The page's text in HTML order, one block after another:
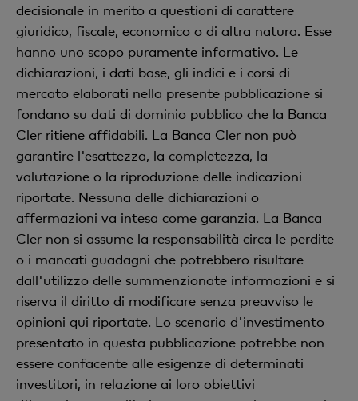
decisionale in merito a questioni di carattere
giuridico, fiscale, economico o di altra natura. Esse
hanno uno scopo puramente informativo. Le
dichiarazioni, i dati base, gli indici e i corsi di
mercato elaborati nella presente pubblicazione si
fondano su dati di dominio pubblico che la Banca
Cler ritiene affidabili. La Banca Cler non può
garantire l'esattezza, la completezza, la
valutazione o la riproduzione delle indicazioni
riportate. Nessuna delle dichiarazioni o
affermazioni va intesa come garanzia. La Banca
Cler non si assume la responsabilità circa le perdite
o i mancati guadagni che potrebbero risultare
dall'utilizzo delle summenzionate informazioni e si
riserva il diritto di modificare senza preavviso le
opinioni qui riportate. Lo scenario d'investimento
presentato in questa pubblicazione potrebbe non
essere confacente alle esigenze di determinati
investitori, in relazione ai loro obiettivi